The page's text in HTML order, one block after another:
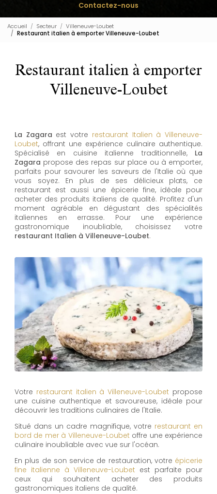
Contactez-nous
Accueil Secteur
Villeneuve-Loubet
Restaurant italien à emporter Villeneuve-Loubet
Restaurant italien à emporter
Villeneuve-Loubet
La Zagara est votre restaurant Italien à Villeneuve-
Loubet, offrant une expérience culinaire authentique.
Spécialisé en cuisine italienne traditionnelle,La
Zagara propose des repas sur place ou à emporter,
parfaits pour savourer les saveurs de l'Italie où que
vous soyez. En plus de ses délicieux plats, ce
restaurant est aussi une épicerie fine, idéale pour
acheter des produits italiens de qualité. Profitez d'un
moment agréable en dégustant des spécialités
italiennes en errasse. Pour une expérience
gastronomique inoubliable, choisissez votre
restaurant Italien à Villeneuve-Loubet.
Votre restaurant italien à Villeneuve-Loubet propose
une cuisine authentique et savoureuse, idéale pour
découvrir les traditions culinaires de l'Italie.
Situé dans un cadre magnifique, votre restaurant en
bord de mer à Villeneuve-Loubet offre une expérience
culinaire inoubliable avec vue sur l'océan.
En plus de son service de restauration, votre épicerie
fine italienne à Villeneuve-Loubet est parfaite pour
ceux qui souhaitent acheter des produits
gastronomiques italiens de qualité.